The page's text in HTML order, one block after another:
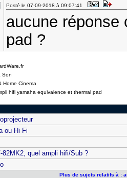
Posté le 07-09-2018 à 09:07:41
aucune réponse
pad ?
Son
Home Cinema
hifi yamaha equivalence et thermal pad
ou Hi Fi
quel ampli hifi/Sub ?
Plus de sujets relatifs à :